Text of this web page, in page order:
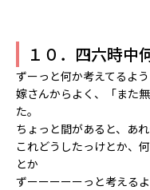
１０．四六時中
ずーっと何か考えてるよう
嫁さんからよく、「また
た。
ちょっと間があると、あ
これどうしたっけとか、
とか
ずーーーーーっと考えるよ